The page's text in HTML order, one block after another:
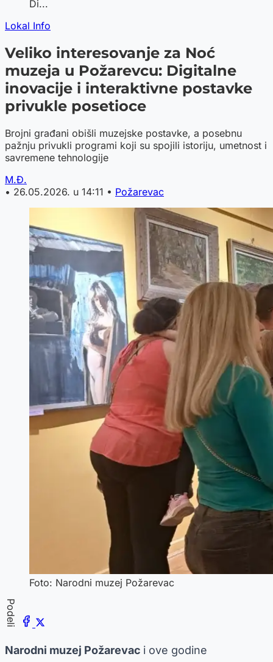
Di...
Lokal Info
Veliko interesovanje za Noć
muzeja u Požarevcu: Digitalne
inovacije i interaktivne postavke
privukle posetioce
Brojni građani obišli muzejske postavke, a posebnu
pažnju privukli programi koji su spojili istoriju, umetnost i
savremene tehnologije
M.Đ.
• 26.05.2026. u 14:11 • Požarevac
Foto: Narodni muzej Požarevac
Podeli
Narodni muzej Požarevac i ove godine